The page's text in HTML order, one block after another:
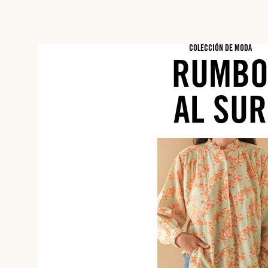
COLECCIÓN DE MODA
RUMBO
AL SUR